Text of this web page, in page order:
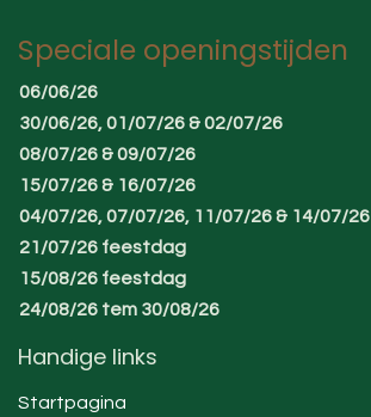
Speciale openingstijden
06/06/26
30/06/26, 01/07/26 & 02/07/26
08/07/26 & 09/07/26
15/07/26 & 16/07/26
04/07/26, 07/07/26, 11/07/26 & 14/07/26
21/07/26 feestdag
15/08/26 feestdag
24/08/26 tem 30/08/26
Handige links
Startpagina